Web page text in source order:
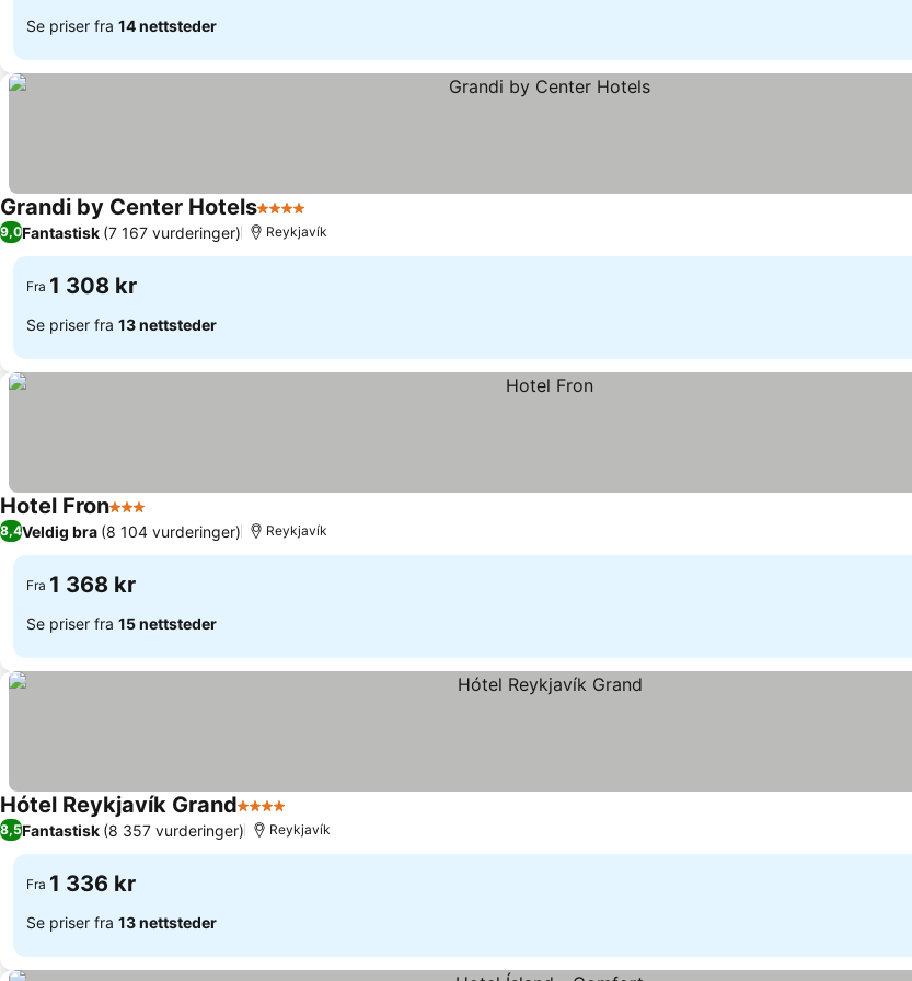
Se priser fra 14 nettsteder
Grandi by Center Hotels4 Stjerner
9,0Fantastisk (7 167 vurderinger) Reykjavík
Fra 1 308 kr
Se priser fra 13 nettsteder
Hotel Fron3 Stjerner
8,4Veldig bra (8 104 vurderinger) Reykjavík
Fra 1 368 kr
Se priser fra 15 nettsteder
Hótel Reykjavík Grand4 Stjerner
8,5Fantastisk (8 357 vurderinger) Reykjavík
Fra 1 336 kr
Se priser fra 13 nettsteder